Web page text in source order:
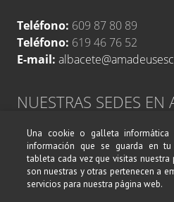
Teléfono: 609 87 80 89
Teléfono: 619 46 76 52
E-mail:
NUESTRAS SEDES EN
Avenida de Alcoy, 17
Calle Belando, 19
03004 Alicante
Una cookie o galleta
información que se guarda en tu
tableta cada vez que visitas
son nuestras y otras pertenecen a
servicios para nuestra página web.